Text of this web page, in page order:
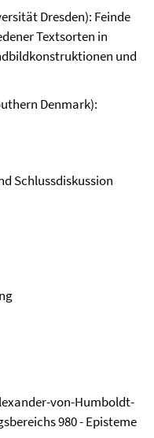
Dresden): Feinde
Textsorten in
und
Denmark):
Schlussdiskussion
von-Humboldt-
980 - Episteme